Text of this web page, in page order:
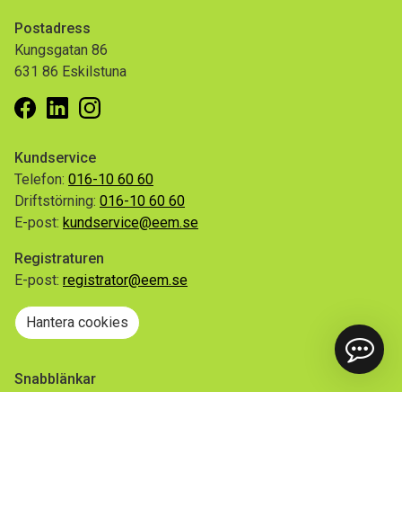
Postadress
Kungsgatan 86
631 86 Eskilstuna
Facebook
LinkedinInstagram
Kundservice
Telefon: 016-10 60 60
Driftstörning: 016-10 60 60
E-post: kundservice@eem.se
Registraturen
E-post: registrator@eem.se
Hantera cookies
Snabblänkar